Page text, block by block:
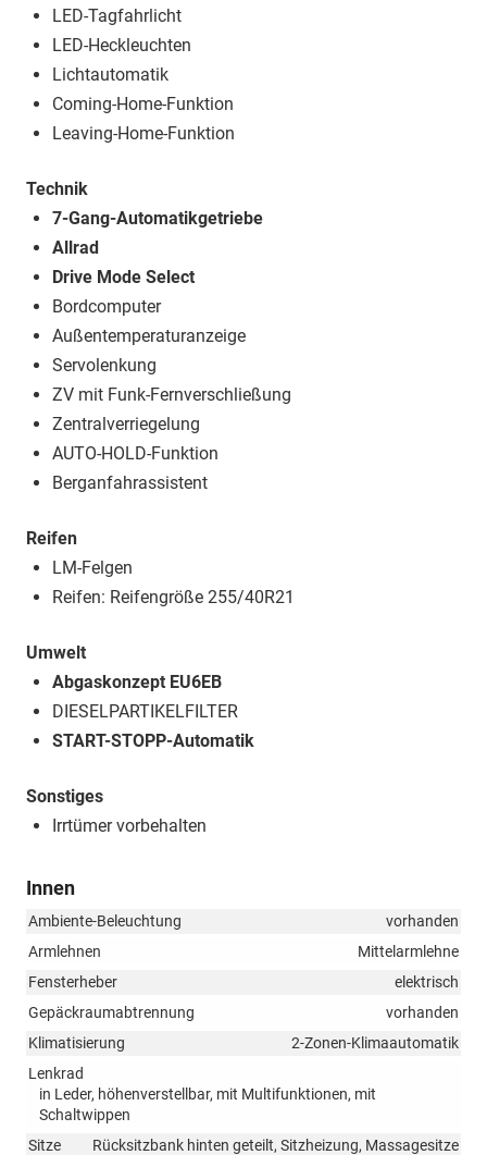
LED-Tagfahrlicht
LED-Heckleuchten
Lichtautomatik
Coming-Home-Funktion
Leaving-Home-Funktion
Technik
7-Gang-Automatikgetriebe
Allrad
Drive Mode Select
Bordcomputer
Außentemperaturanzeige
Servolenkung
ZV mit Funk-Fernverschließung
Zentralverriegelung
AUTO-HOLD-Funktion
Berganfahrassistent
Reifen
LM-Felgen
Reifen: Reifengröße 255/40R21
Umwelt
Abgaskonzept EU6EB
DIESELPARTIKELFILTER
START-STOPP-Automatik
Sonstiges
Irrtümer vorbehalten
Innen
Ambiente-Beleuchtung
vorhanden
Armlehnen
Mittelarmlehne
Fensterheber
elektrisch
Gepäckraumabtrennung
vorhanden
Klimatisierung
2-Zonen-Klimaautomatik
Lenkrad
in Leder, höhenverstellbar, mit Multifunktionen, mit
Schaltwippen
Sitze
Rücksitzbank hinten geteilt, Sitzheizung, Massagesitze